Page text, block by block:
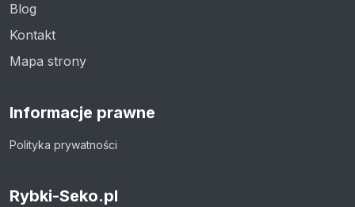
Blog
Kontakt
Mapa strony
Informacje prawne
Polityka prywatności
Rybki-Seko.pl